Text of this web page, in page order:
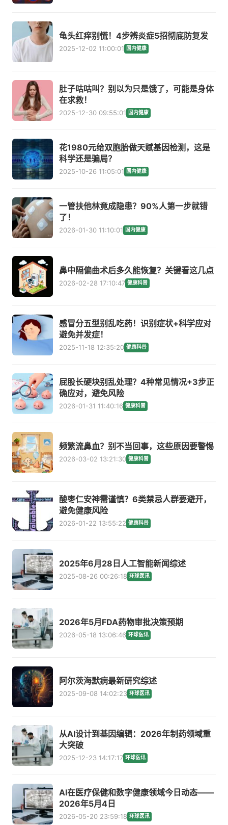
龟头红痒别慌！4步辨炎症5招彻底防复发
2025-12-02 11:00:01 国内健康
肚子咕咕叫？别以为只是饿了，可能是身体
在求救！
2025-12-30 09:55:01 国内健康
花1980元给双胞胎做天赋基因检测，这是
科学还是骗局？
2025-10-26 11:05:01 国内健康
一管扶他林竟成隐患？90%人第一步就错
了！
2026-01-30 11:10:01 国内健康
鼻中隔偏曲术后多久能恢复？关键看这几点
2026-02-28 17:10:47 健康科普
感冒分五型别乱吃药！识别症状+科学应对
避免并发症！
2025-11-18 12:35:20 健康科普
屁股长硬块别乱处理？4种常见情况+3步正
确应对，避免风险
2026-01-31 11:40:16 健康科普
频繁流鼻血？别不当回事，这些原因要警惕
2026-03-02 13:21:30 健康科普
酸枣仁安神需谨慎？6类禁忌人群要避开，
避免健康风险
2026-01-22 13:55:22 健康科普
2025年6月28日人工智能新闻综述
2025-08-26 00:26:18 环球医讯
2026年5月FDA药物审批决策预期
2026-05-18 13:06:46 环球医讯
阿尔茨海默病最新研究综述
2025-09-08 14:02:23 环球医讯
从AI设计到基因编辑：2026年制药领域重
大突破
2025-12-23 14:17:17 环球医讯
AI在医疗保健和数字健康领域今日动态——
2026年5月4日
2026-05-20 23:59:18 环球医讯